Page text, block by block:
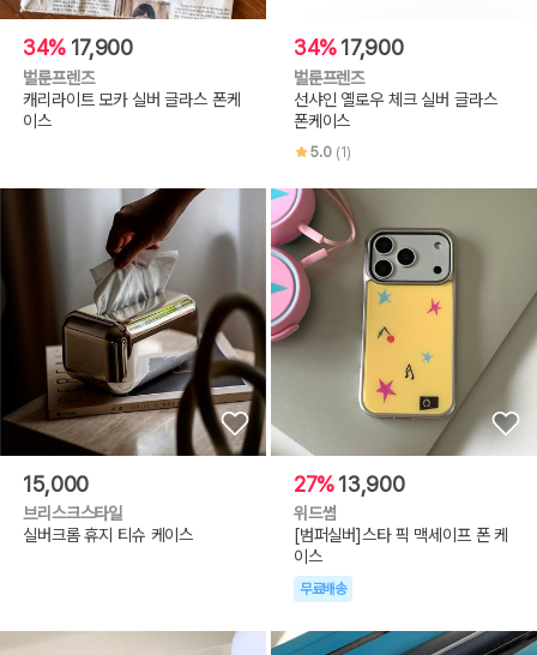
34% 17,900
벌룬프렌즈
캐리라이트 모카 실버 글라스 폰케
이스
34%17,900
벌룬프렌즈
선샤인 옐로우 체크 실버 글라스
폰케이스
5.0 (1)
15,000
브리스크스타일
실버크롬 휴지 티슈 케이스
27%13,900
위드썸
[범퍼실버]스타 픽 맥세이프 폰 케
이스
무료배송